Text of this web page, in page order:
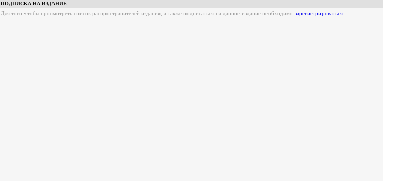
ПОДПИСКА НА ИЗДАНИЕ
Для того чтобы просмотреть список распространителей издания, а также подписаться на данное издание необходимо зарегистрироваться